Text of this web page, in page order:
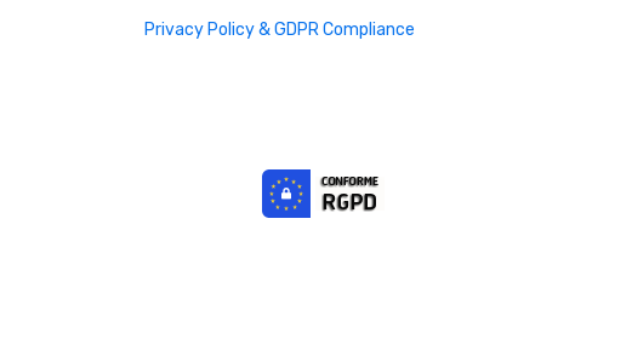
Privacy Policy & GDPR Compliance